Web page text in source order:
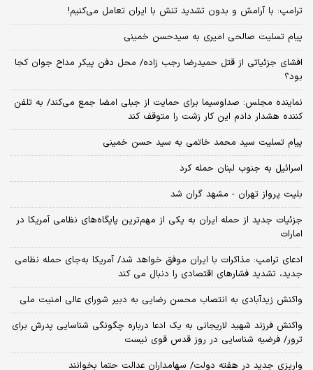
ترامپ: با آرامش و بدون تشدید تنش با ایران تعامل می‌کنیم!
پیام تسلیت صالحی امیری به سیدحسن خمینی
افشای جزئیاتی از قتل حمیدرضا رجب زاده/ محل دفن پیکر مداح جوان کجا
بود؟
نماینده مجلس: صداوسیما برای حمایت از جبلی امضا جمع می‌کند/ به تلفن
کننده هشدار دادم این کار زشت را متوقف کند
پیام تسلیت سید محمد خاتمی به سید حسن خمینی
اسرائیل به جنوب لبنان حمله کرد
بلیت پرواز تهران - مشهد گران شد
جزئیات جدید از حمله ایران به یکی از مهم‌ترین پایگاه‌های نظامی آمریکا در
امارات
ادعای ترامپ: مذاکرات با ایران موفق خواهد شد/ آمریکا به‌جای حمله نظامی
جدید، تشدید فشارهای اقتصادی را دنبال می کند
واکنش زیدآبادی به انتصاب محسن رضایی به دبیر شورای عالی امنیت ملی
واکنش فرزند شهید لاریجانی به یک ادعا درباره چگونگی شناسایی پدرش برای
ترور/ فرضیه شناسایی در روز قدس قوی نیست
واریزی جدید در هفته دولت/ سهامداران عدالت حتما بخوانند